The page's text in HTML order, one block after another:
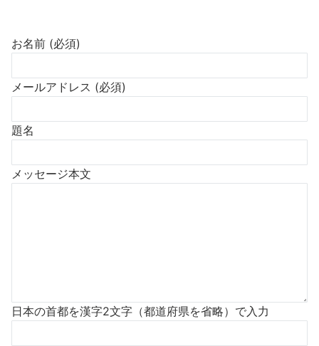
お名前 (必須)
メールアドレス (必須)
題名
メッセージ本文
日本の首都を漢字2文字（都道府県を省略）で入力